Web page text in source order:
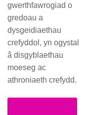
gwerthfawrogiad o
gredoau a
dysgeidiaethau
crefyddol, yn ogystal
â disgyblaethau
moeseg ac
athroniaeth crefydd.